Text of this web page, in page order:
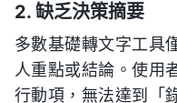
2. 缺乏決策摘要
多數基礎轉文字工具
人重點或結論。使用
行動項，無法達到「